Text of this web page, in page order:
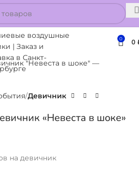
0 0
Девичник
«Невеста в шоке»
на девичник